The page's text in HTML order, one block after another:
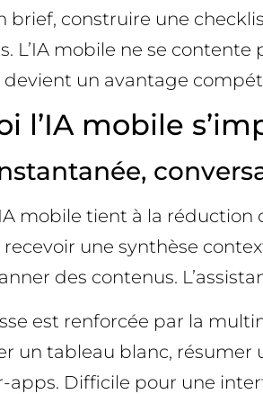
brief, construire une
L’IA mobile ne se
devient un avantage
l’IA mobile
mobile tient à la
recevoir une synthèse
des contenus.
est renforcée par la
un tableau blanc, résumer
Difficile pour une